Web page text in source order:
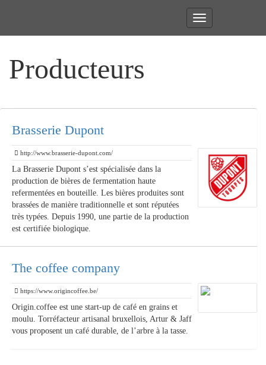
Toggle
navigation
Producteurs
Brasserie Dupont
http://www.brasserie-dupont.com/
La Brasserie Dupont s’est spécialisée dans la
production de bières de fermentation haute
refermentées en bouteille. Les bières produites sont
brassées de manière traditionnelle et sont réputées
très typées. Depuis 1990, une partie de la production
est certifiée biologique.
The coffee company
https://www.origincoffee.be/
Origin.coffee est une start-up de café en grains et
moulu. Torréfacteur artisanal bruxellois, Artur & Jaff
vous proposent un café durable, de l’arbre à la tasse.